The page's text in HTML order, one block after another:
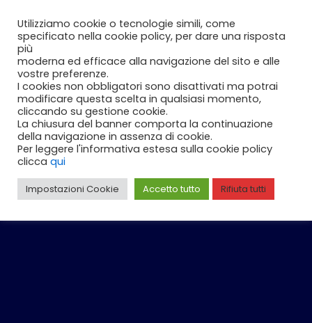
contenuto
Utilizziamo cookie o tecnologie simili, come
specificato nella cookie policy, per dare una risposta
più
moderna ed efficace alla navigazione del sito e alle
vostre preferenze.
I cookies non obbligatori sono disattivati ma potrai
modificare questa scelta in qualsiasi momento,
cliccando su gestione cookie.
La chiusura del banner comporta la continuazione
della navigazione in assenza di cookie.
Per leggere l'informativa estesa sulla cookie policy
clicca qui
Impostazioni Cookie Accetto tutto Rifiuta tutti